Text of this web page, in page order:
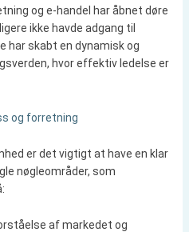
og e-handel har åbnet døre
ikke havde adgang til
har skabt en dynamisk og
hvor effektiv ledelse er
og forretning
er det vigtigt at have en klar
nøgleområder, som
af markedet og